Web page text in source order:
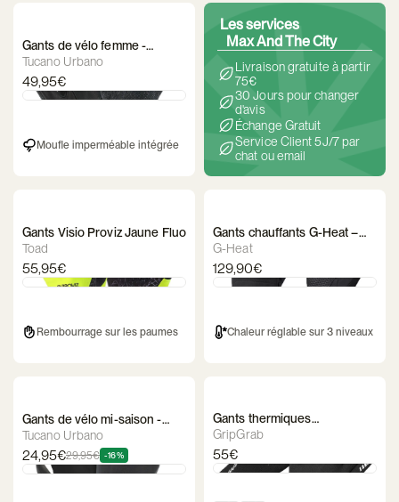
Gants de vélo femme -
Tucano Urbano Lady Cabrio
Tucano Urbano
49,95€
Moufle imperméable intégrée
Les services
Max And The City
Livraison gratuite à partir
75€
30 Jours pour changer
d'avis
Échange Gratuit
Service Client 5J/7 par
chat ou email
Gants Visio Proviz Jaune Fluo
Toad
55,95€
Rembourrage sur les paumes
Gants chauffants G-Heat –
Street
G-Heat
129,90€
Chaleur réglable sur 3 niveaux
Gants de vélo mi-saison -
Tucano Urbano – Roadster
Tucano Urbano
24,95€29,95€ -16%
Gants thermiques
imperméables tricotés -
Gripgrab
GripGrab
55€